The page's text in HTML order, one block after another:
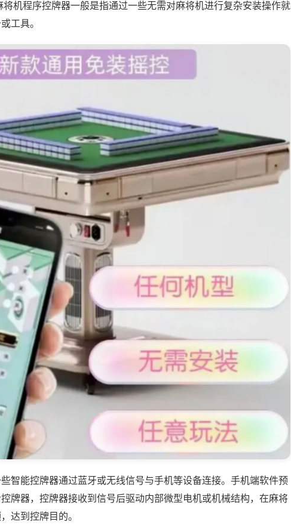
机程序控牌器一般是指通过一些无需对麻将机进行复杂安装操作就
工具。
智能控牌器通过蓝牙或无线信号与手机等设备连接。手机端软件预
牌器，控牌器接收到信号后驱动内部微型电机或机械结构，在麻将
达到控牌目的。